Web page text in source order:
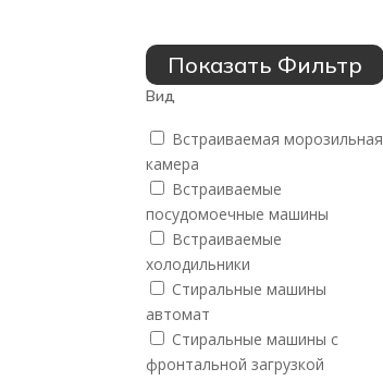
Показать Фильтр
Вид
Встраиваемая морозильная
камера
Встраиваемые
посудомоечные машины
Встраиваемые
холодильники
Стиральные машины
автомат
Стиральные машины с
фронтальной загрузкой